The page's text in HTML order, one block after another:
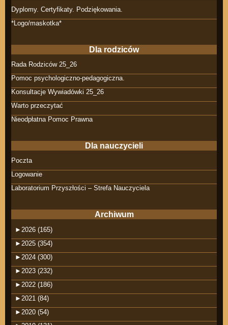
Dyplomy. Certyfikaty. Podziękowania.
*Logo/maskotka*
Dla rodziców
Rada Rodziców 25_26
Pomoc psychologiczno-pedagogiczna.
Konsultacje Wywiadówki 25_26
Warto przeczytać
Nieodpłatna Pomoc Prawna
Dla nauczycieli
Poczta
Logowanie
Laboratorium Przyszłości – Strefa Nauczyciela
Archiwum
► 2026 (165)
► 2025 (354)
► 2024 (300)
► 2023 (232)
► 2022 (186)
► 2021 (84)
► 2020 (54)